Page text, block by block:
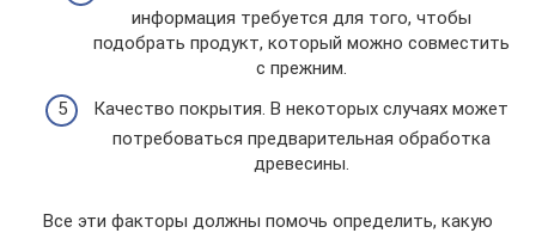
информация требуется для того, чтобы
подобрать продукт, который можно совместить
с прежним.
Качество покрытия. В некоторых случаях может
потребоваться предварительная обработка
древесины.
Все эти факторы должны помочь определить, какую